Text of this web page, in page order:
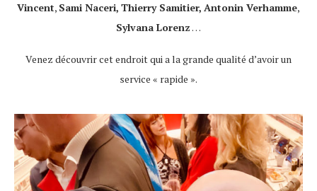
Vincent, Sami Naceri, Thierry Samitier, Antonin Verhamme,
Sylvana Lorenz…
Venez découvrir cet endroit qui a la grande qualité d’avoir un
service « rapide ».